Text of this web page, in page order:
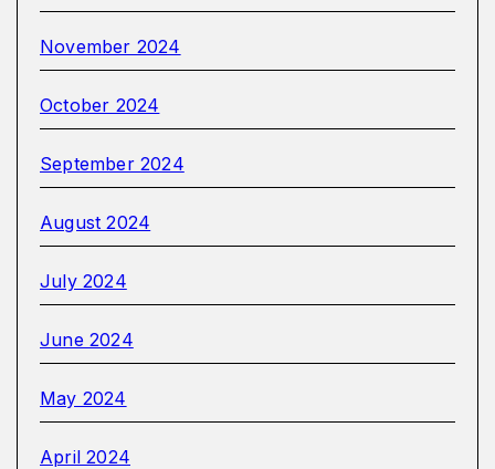
November 2024
October 2024
September 2024
August 2024
July 2024
June 2024
May 2024
April 2024